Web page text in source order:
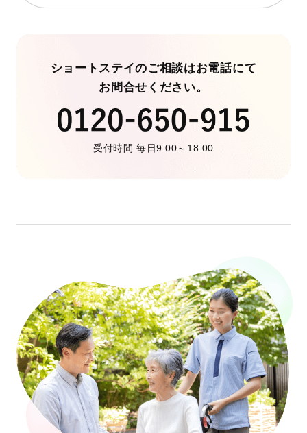
ショートステイのご相談はお電話にて
お問合せください。
受付時間 毎日9:00～18:00